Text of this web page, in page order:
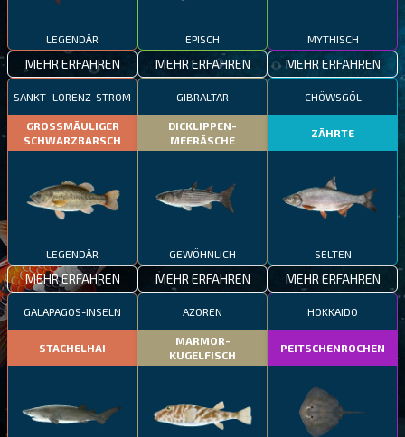
LEGENDÄR
MEHR ERFAHREN
EPISCH
MEHR ERFAHREN
MYTHISCH
MEHR ERFAHREN
SANKT- LORENZ-STROM
GROSSMÄULIGER
SCHWARZBARSCH
LEGENDÄR
MEHR ERFAHREN
GIBRALTAR
DICKLIPPEN-
MEERÄSCHE
GEWÖHNLICH
MEHR ERFAHREN
CHÖWSGÖL
ZÄHRTE
SELTEN
MEHR ERFAHREN
GALAPAGOS-INSELN
STACHELHAI
AZOREN
MARMOR-
KUGELFISCH
HOKKAIDO
PEITSCHENROCHEN